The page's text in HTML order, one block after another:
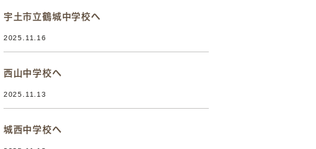
宇土市立鶴城中学校へ
2025.11.16
西山中学校へ
2025.11.13
城西中学校へ